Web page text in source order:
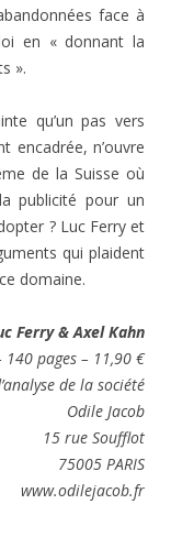
face à
en « donnant la
».
qu’un pas vers
encadrée, n’ouvre
de la Suisse où
publicité pour un
? Luc Ferry et
qui plaident
domaine.
Ferry & Axel Kahn
pages – 11,90 €
de la société
Odile Jacob
15 rue Soufflot
75005 PARIS
www.odilejacob.fr